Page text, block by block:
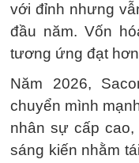
với đỉnh nhưng
đầu năm. Vốn
tương ứng đạt
Năm 2026,
chuyển mình
nhân sự cấp cao,
sáng kiến nhằm